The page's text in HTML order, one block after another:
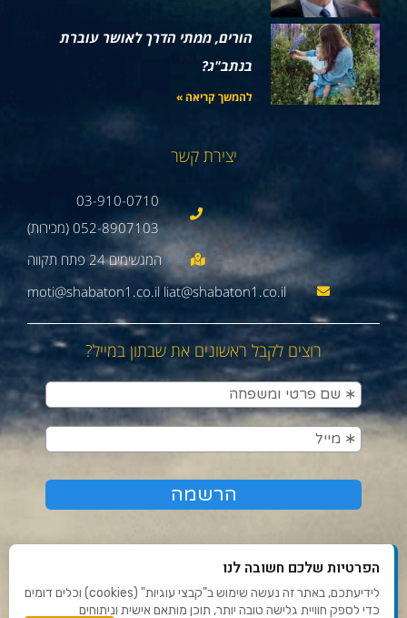
הורים, ממתי הדרך לאושר עוברת
בנתב"ג?
להמשך קריאה »
יצירת קשר
03-910-0710
052-8907103 (מכירות)
moti@shabaton1.co.il liat@shabaton1.co.il
רוצים לקבל ראשונים את שבתון במייל?
הפרטיות שלכם חשובה לנו
לידיעתכם, באתר זה נעשה שימוש ב"קבצי עוגיות" (cookies) וכלים דומים
כדי לספק חוויית גלישה טובה יותר, תוכן מותאם אישית וניתוחים